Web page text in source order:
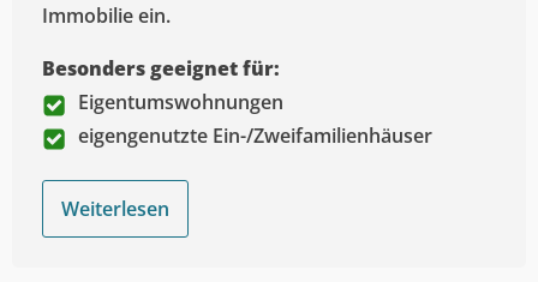
Immobilie ein.
Besonders geeignet für:
Eigentumswohnungen
eigengenutzte Ein-/Zweifamilienhäuser
Weiterlesen